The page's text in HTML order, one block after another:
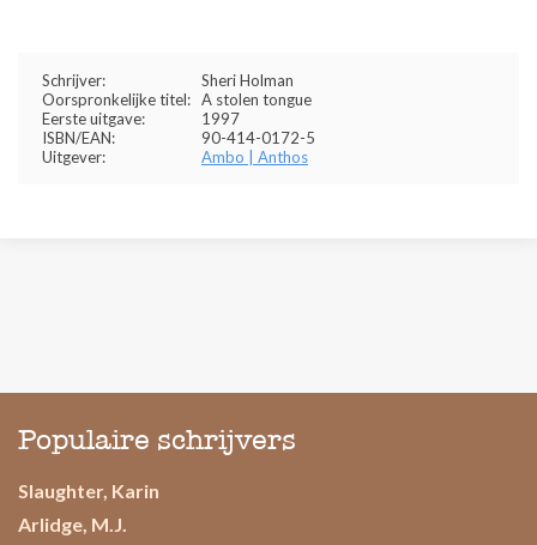
Schrijver:
Sheri Holman
Oorspronkelijke titel: A stolen tongue
Eerste uitgave:
1997
ISBN/EAN:
90-414-0172-5
Uitgever:
Ambo | Anthos
Populaire schrijvers
Slaughter, Karin
Arlidge, M.J.